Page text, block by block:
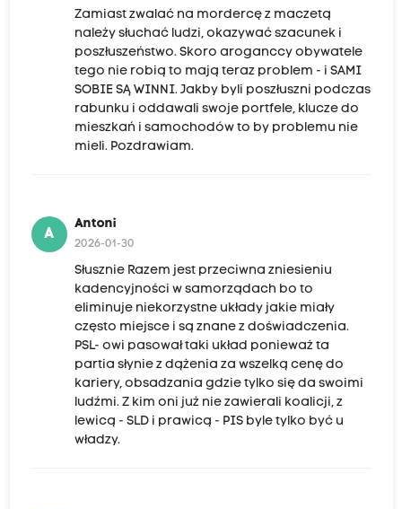
Zamiast zwalać na mordercę z maczetą
należy słuchać ludzi, okazywać szacunek i
poszłuszeństwo. Skoro aroganccy obywatele
tego nie robią to mają teraz problem - i SAMI
SOBIE SĄ WINNI. Jakby byli poszłuszni podczas
rabunku i oddawali swoje portfele, klucze do
mieszkań i samochodów to by problemu nie
mieli. Pozdrawiam.
A
Antoni
2026-01-30
Słusznie Razem jest przeciwna zniesieniu
kadencyjności w samorządach bo to
eliminuje niekorzystne układy jakie miały
często miejsce i są znane z doświadczenia.
PSL- owi pasował taki układ ponieważ ta
partia słynie z dążenia za wszelką cenę do
kariery, obsadzania gdzie tylko się da swoimi
ludźmi. Z kim oni już nie zawierali koalicji, z
lewicą - SLD i prawicą - PIS byle tylko być u
władzy.